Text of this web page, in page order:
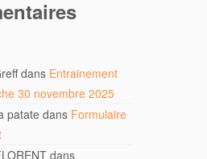
dans Entrainement
30 novembre 2025
patate dans Formulaire
dans